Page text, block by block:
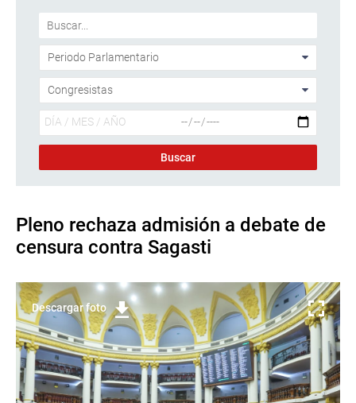
Pleno rechaza admisión a debate de
censura contra Sagasti
Descargar foto